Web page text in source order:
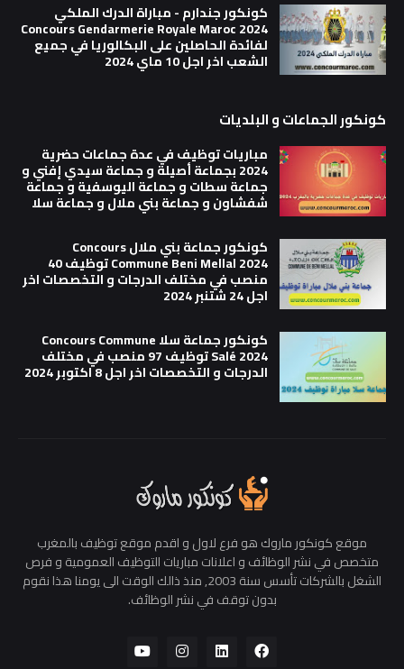
كونكور جندارم - مباراة الدرك الملكي
Concours Gendarmerie Royale Maroc 2024
لفائدة الحاصلين على البكالوريا في جميع
الشعب اخر اجل 10 ماي 2024
كونكور الجماعات و البلديات
مباريات توظيف في عدة جماعات حضرية
2024 بجماعة أصيلة و جماعة سيدي إفني و
جماعة سطات و جماعة اليوسفية و جماعة
شفشاون و جماعة بني ملال و جماعة سلا
كونكور جماعة بني ملال Concours
Commune Beni Mellal 2024 توظيف 40
منصب في مختلف الدرجات و التخصصات اخر
اجل 24 شتنبر 2024
كونكور جماعة سلا Concours Commune
Salé 2024 توظيف 97 منصب في مختلف
الدرجات و التخصصات اخر اجل 8 اكتوبر 2024
موقع كونكور ماروك هو فرع لاول و اقدم موقع توظيف بالمغرب
متخصص في نشر الوظائف و اعلانات مباريات التوظيف العمومية و فرص
الشغل بالشركات تأسس سنة 2003, منذ ذالك الوقت الى يومنا هذا نقوم
بدون توقف في نشر الوظائف.